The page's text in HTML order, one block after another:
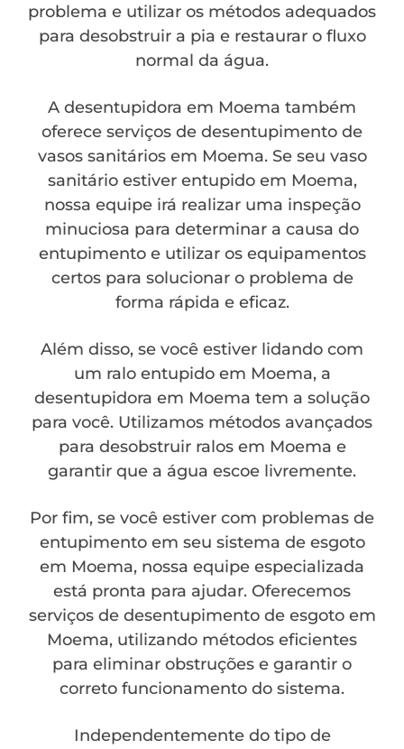
problema e utilizar os métodos adequados
para desobstruir a pia e restaurar o fluxo
normal da água.
A desentupidora em Moema também
oferece serviços de desentupimento de
vasos sanitários em Moema. Se seu vaso
sanitário estiver entupido em Moema,
nossa equipe irá realizar uma inspeção
minuciosa para determinar a causa do
entupimento e utilizar os equipamentos
certos para solucionar o problema de
forma rápida e eficaz.
Além disso, se você estiver lidando com
um ralo entupido em Moema, a
desentupidora em Moema tem a solução
para você. Utilizamos métodos avançados
para desobstruir ralos em Moema e
garantir que a água escoe livremente.
Por fim, se você estiver com problemas de
entupimento em seu sistema de esgoto
em Moema, nossa equipe especializada
está pronta para ajudar. Oferecemos
serviços de desentupimento de esgoto em
Moema, utilizando métodos eficientes
para eliminar obstruções e garantir o
correto funcionamento do sistema.
Independentemente do tipo de